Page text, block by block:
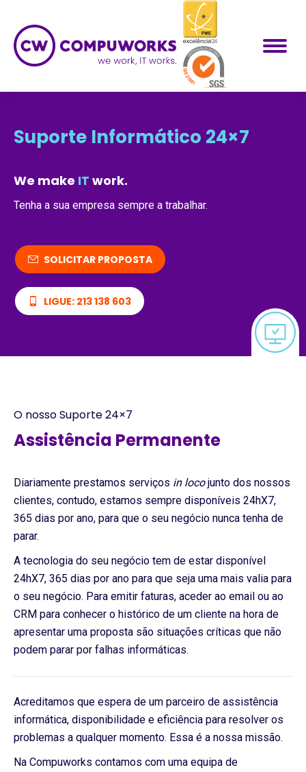
Suporte Informático 24×7
We make IT work.
Tenha a sua empresa sempre a trabalhar.
SOLICITAR PROPOSTA
LIGUE: 213 138 603
O nosso Suporte 24×7
Assistência Permanente
Diariamente prestamos serviços in locojunto dos nossos
clientes, contudo, estamos sempre disponíveis 24hX7,
365 dias por ano, para que o seu negócio nunca tenha de
parar.
A tecnologia do seu negócio tem de estar disponível
24hX7, 365 dias por ano para que seja uma mais valia para
o seu negócio. Para emitir faturas, aceder ao email ou ao
CRM para conhecer o histórico de um cliente na hora de
apresentar uma proposta são situações críticas que não
podem parar por falhas informáticas.
Acreditamos que espera de um parceiro de assistência
informática, disponibilidade e eficiência para resolver os
problemas a qualquer momento. Essa é a nossa missão.
Na Compuworks contamos com uma equipa de